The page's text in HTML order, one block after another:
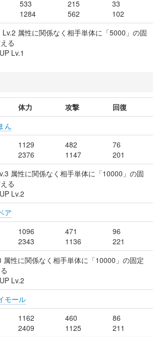
533
1284
215
562
33
102
Lv.2 属性に関係なく相手単体に「5000」の固
る
Lv.1
体力 攻撃
回復
ん
1129
2376
482
1147
76
201
属性に関係なく相手単体に「10000」の固
る
Lv.2
ア
1096
2343
471
1136
96
221
属性に関係なく相手単体に「10000」の固定
Lv.2
モール
1162
2409
460
1125
86
211